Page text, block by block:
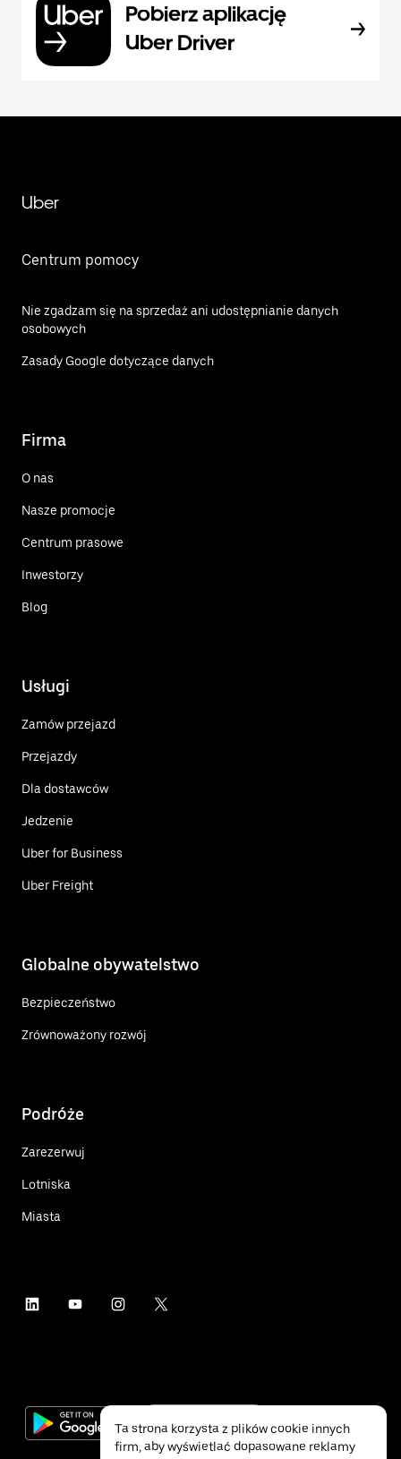
Pobierz aplikację
Uber Driver
Uber
Centrum pomocy
Nie zgadzam się na sprzedaż ani udostępnianie danych
osobowych
Zasady Google dotyczące danych
Firma
O nas
Nasze promocje
Centrum prasowe
Inwestorzy
Blog
Usługi
Zamów przejazd
Przejazdy
Dla dostawców
Jedzenie
Uber for Business
Uber Freight
Globalne obywatelstwo
Bezpieczeństwo
Zrównoważony rozwój
Podróże
Zarezerwuj
Lotniska
Miasta
Ta strona korzysta z plików cookie innych
firm, aby wyświetlać dopasowane reklamy